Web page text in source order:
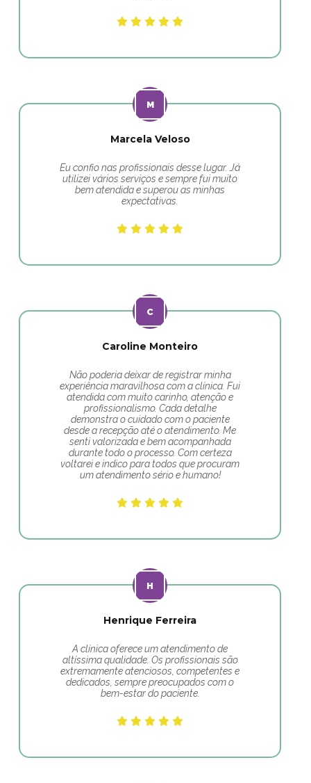
Marcela Veloso
Eu confio nas profissionais desse lugar. Já
utilizei vários serviços e sempre fui muito
bem atendida e superou as minhas
expectativas.
Caroline Monteiro
Não poderia deixar de registrar minha
experiência maravilhosa com a clínica. Fui
atendida com muito carinho, atenção e
profissionalismo. Cada detalhe
demonstra o cuidado com o paciente
desde a recepção até o atendimento. Me
senti valorizada e bem acompanhada
durante todo o processo. Com certeza
voltarei e indico para todos que procuram
um atendimento sério e humano!
Henrique Ferreira
A clínica oferece um atendimento de
altíssima qualidade. Os profissionais são
extremamente atenciosos, competentes e
dedicados, sempre preocupados com o
bem-estar do paciente.